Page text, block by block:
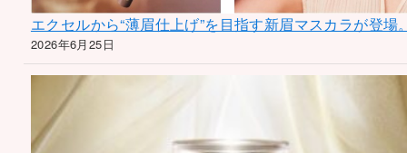
エクセルから“薄眉仕上げ”を目指す新眉マスカラが登場
2026年6月25日